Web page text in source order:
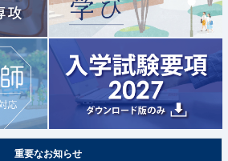
重要なお知らせ